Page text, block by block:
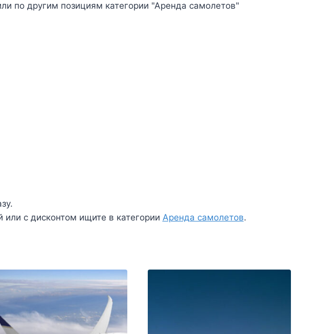
по другим позициям категории "Аренда самолетов"
или с дисконтом ищите в категории Аренда самолетов.